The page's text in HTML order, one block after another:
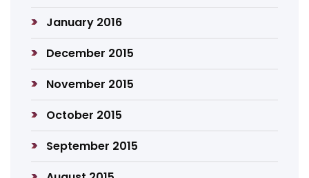
January 2016
December 2015
November 2015
October 2015
September 2015